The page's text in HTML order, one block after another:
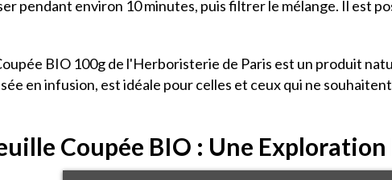
pendant environ 10 minutes, puis filtrer le mélange. Il est
BIO 100g de l'Herboristerie de Paris est un produit
en infusion, est idéale pour celles et ceux qui ne
Coupée BIO : Une